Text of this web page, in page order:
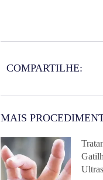
COMPARTILHE:
MAIS